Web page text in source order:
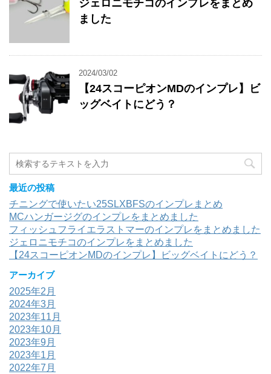
ジェロニモチコのインプレをまとめ
ました
2024/03/02
【24スコーピオンMDのインプレ】ビ
ッグベイトにどう？
最近の投稿
チニングで使いたい25SLXBFSのインプレまとめ
MCハンガージグのインプレをまとめました
フィッシュフライエラストマーのインプレをまとめました
ジェロニモチコのインプレをまとめました
【24スコーピオンMDのインプレ】ビッグベイトにどう？
アーカイブ
2025年2月
2024年3月
2023年11月
2023年10月
2023年9月
2023年1月
2022年7月